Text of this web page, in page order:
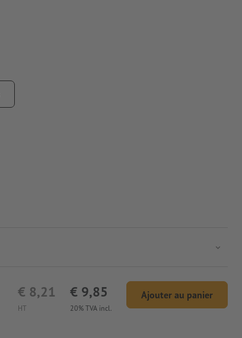
HT
€ 8,21
20% TVA incl.
€ 9,85 Ajouter au panier